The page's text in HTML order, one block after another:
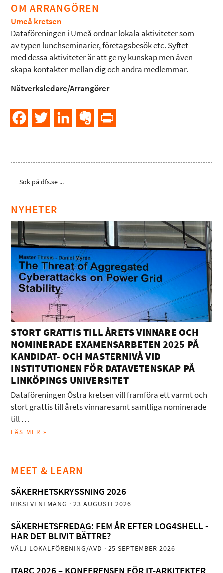
OM ARRANGÖREN
Umeå kretsen
Dataföreningen i Umeå ordnar lokala aktiviteter som
av typen lunchseminarier, företagsbesök etc. Syftet
med dessa aktiviteter är att ge ny kunskap men även
skapa kontakter mellan dig och andra medlemmar.
Nätverksledare/Arrangörer
FacebookTwitter LinkedInEvernote
NYHETER
STORT GRATTIS TILL ÅRETS VINNARE OCH
NOMINERADE EXAMENSARBETEN 2025 PÅ
KANDIDAT- OCH MASTERNIVÅ VID
INSTITUTIONEN FÖR DATAVETENSKAP PÅ
LINKÖPINGS UNIVERSITET
Dataföreningen Östra kretsen vill framföra ett varmt och
stort grattis till årets vinnare samt samtliga nominerade
till …
LÄS MER »
MEET & LEARN
SÄKERHETSKRYSSNING 2026
RIKSEVENEMANG · 23 AUGUSTI 2026
SÄKERHETSFREDAG: FEM ÅR EFTER LOG4SHELL -
HAR DET BLIVIT BÄTTRE?
VÄLJ LOKALFÖRENING/AVD · 25 SEPTEMBER 2026
ITARC 2026 – KONFERENSEN FÖR IT-ARKITEKTER